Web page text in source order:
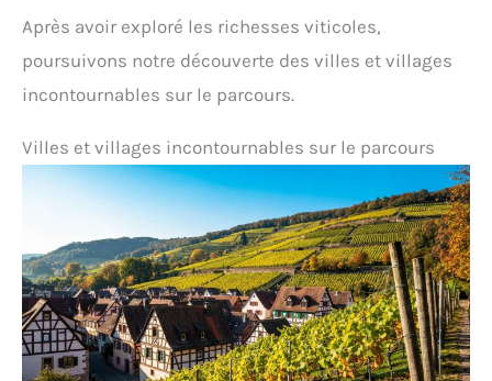
Après avoir exploré les richesses viticoles,
poursuivons notre découverte des villes et villages
incontournables sur le parcours.
Villes et villages incontournables sur le parcours